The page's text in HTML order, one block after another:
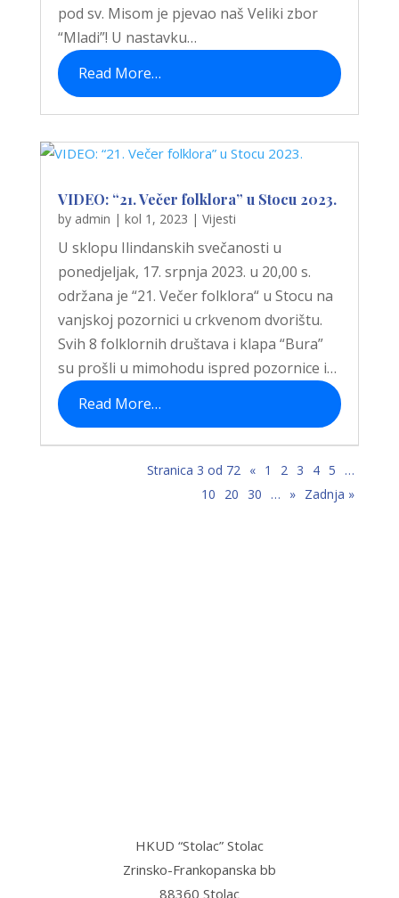
pod sv. Misom je pjevao naš Veliki zbor
“Mladi”! U nastavku…
Read More…
VIDEO: “21. Večer folklora” u Stocu 2023.
by admin | kol 1, 2023 | Vijesti
U sklopu Ilindanskih svečanosti u
ponedjeljak, 17. srpnja 2023. u 20,00 s.
održana je “21. Večer folklora“ u Stocu na
vanjskoj pozornici u crkvenom dvorištu.
Svih 8 folklornih društava i klapa “Bura”
su prošli u mimohodu ispred pozornice i…
Read More…
Stranica 3 od 72 « 1 2 3 4 5
…
10
20 30 … » Zadnja »
HKUD “Stolac” Stolac
Zrinsko-Frankopanska bb
88360 Stolac